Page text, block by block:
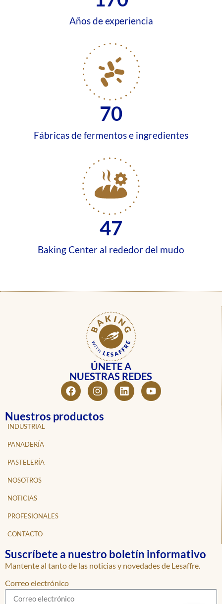
Años de experiencia
Fábricas de fermentos e ingredientes
70
Baking Center al rededor del mudo
47
ÚNETE A
NUESTRAS REDES
Nuestros productos
INDUSTRIAL
PANADERÍA
PASTELERÍA
NOSOTROS
NOTICIAS
PROFESIONALES
CONTACTO
Suscríbete a nuestro boletín informativo
Mantente al tanto de las noticias y novedades de Lesaffre.
Correo electrónico